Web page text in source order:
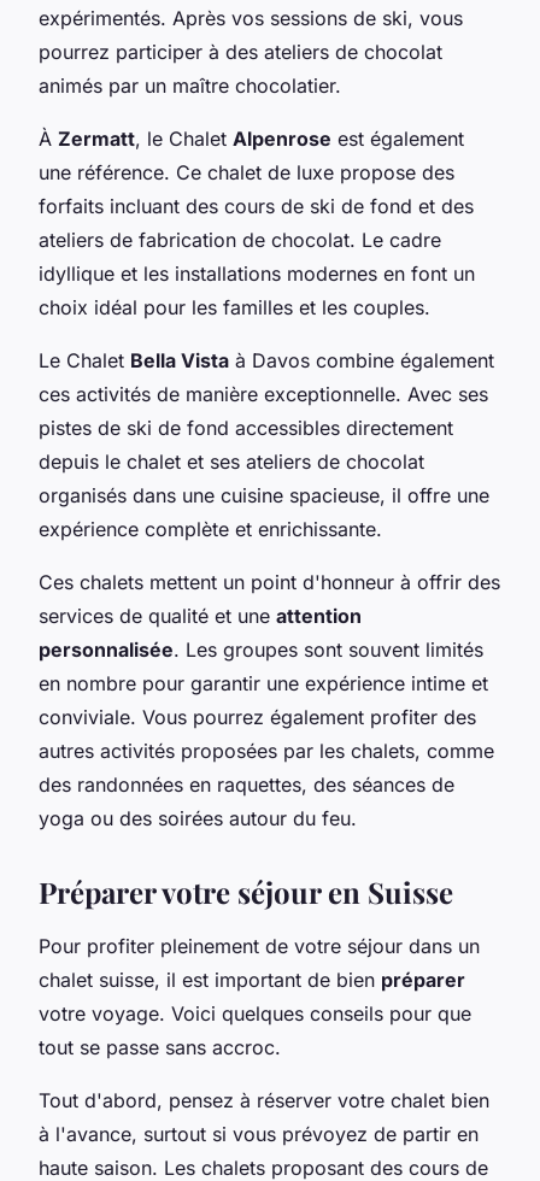
expérimentés. Après vos sessions de ski, vous
pourrez participer à des ateliers de chocolat
animés par un maître chocolatier.
À Zermatt, le Chalet Alpenrose est également
une référence. Ce chalet de luxe propose des
forfaits incluant des cours de ski de fond et des
ateliers de fabrication de chocolat. Le cadre
idyllique et les installations modernes en font un
choix idéal pour les familles et les couples.
Le Chalet Bella Vista à Davos combine également
ces activités de manière exceptionnelle. Avec ses
pistes de ski de fond accessibles directement
depuis le chalet et ses ateliers de chocolat
organisés dans une cuisine spacieuse, il offre une
expérience complète et enrichissante.
Ces chalets mettent un point d'honneur à offrir des
services de qualité et une attention
personnalisée. Les groupes sont souvent limités
en nombre pour garantir une expérience intime et
conviviale. Vous pourrez également profiter des
autres activités proposées par les chalets, comme
des randonnées en raquettes, des séances de
yoga ou des soirées autour du feu.
Préparer votre séjour en Suisse
Pour profiter pleinement de votre séjour dans un
chalet suisse, il est important de bien préparer
votre voyage. Voici quelques conseils pour que
tout se passe sans accroc.
Tout d'abord, pensez à réserver votre chalet bien
à l'avance, surtout si vous prévoyez de partir en
haute saison. Les chalets proposant des cours de